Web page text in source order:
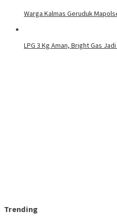
Warga Kalmas Geruduk
LPG 3 Kg Aman, Bright Gas
Trending